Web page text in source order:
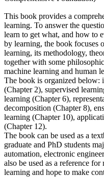
This book provides a
learning. To answer the
learn to get what, and how to
by learning, the book focuses
learning, its methodology,
together with some
machine learning and human
The book is organized below:
(Chapter 2), supervised
learning (Chapter 6),
decomposition (Chapter 8),
learning (Chapter 10),
(Chapter 12).
The book can be used as a
graduate and PhD students
automation, electronic
also be used as a reference
learning and hope to make